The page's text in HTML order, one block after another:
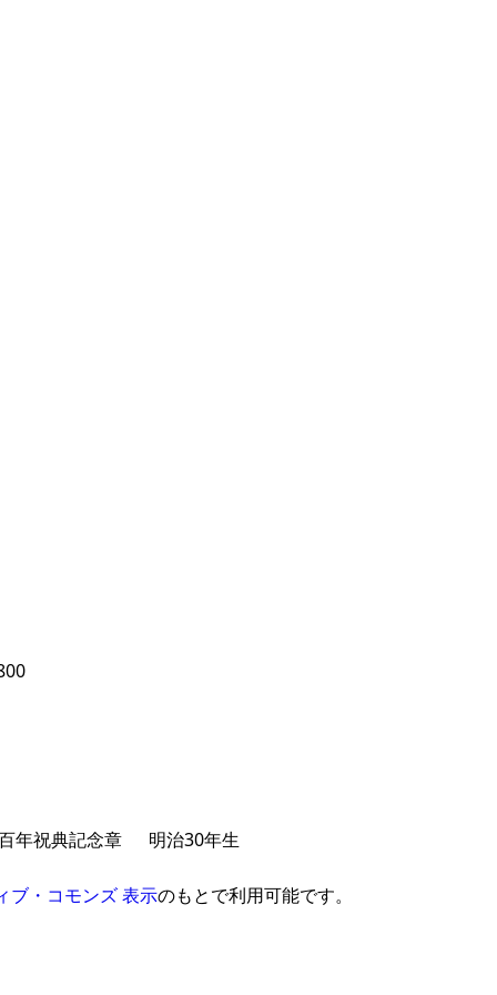
年祝典記念章 明治30年生
ブ・コモンズ 表示のもとで利用可能です。